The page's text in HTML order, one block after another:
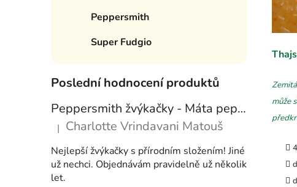
Peppersmith
Super Fudgio
Poslední hodnocení produktů
Peppersmith žvýkačky - Máta peprná, 15 g
Hodnocení produktu je 5 z 5 hvězdiček.
| Charlotte Vrindavani Matouš
Nejlepší žvýkačky s přírodním složením! Jiné
už nechci. Objednávám pravidelně už několik
let.
může